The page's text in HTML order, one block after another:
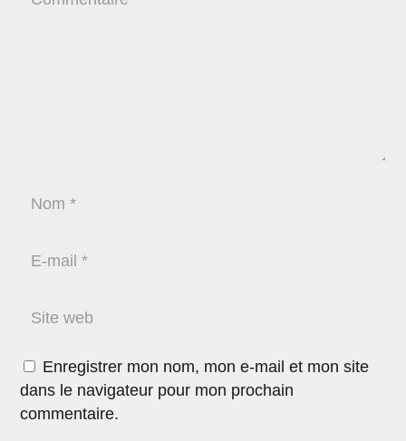
Enregistrer mon nom, mon e-mail et mon site
dans le navigateur pour mon prochain
commentaire.